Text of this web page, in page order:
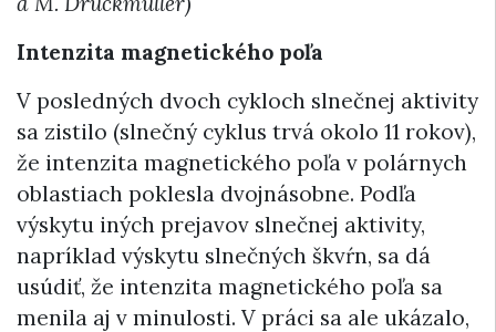
Intenzita magnetického poľa
V posledných dvoch cykloch slnečnej aktivity
sa zistilo (slnečný cyklus trvá okolo 11 rokov),
že intenzita magnetického poľa v polárnych
oblastiach poklesla dvojnásobne. Podľa
výskytu iných prejavov slnečnej aktivity,
napríklad výskytu slnečných škvŕn, sa dá
usúdiť, že intenzita magnetického poľa sa
menila aj v minulosti. V práci sa ale ukázalo,